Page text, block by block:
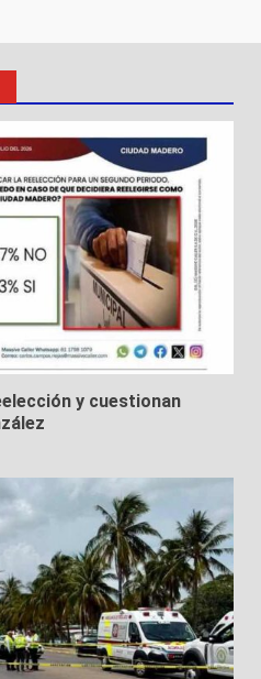
y cuestionan